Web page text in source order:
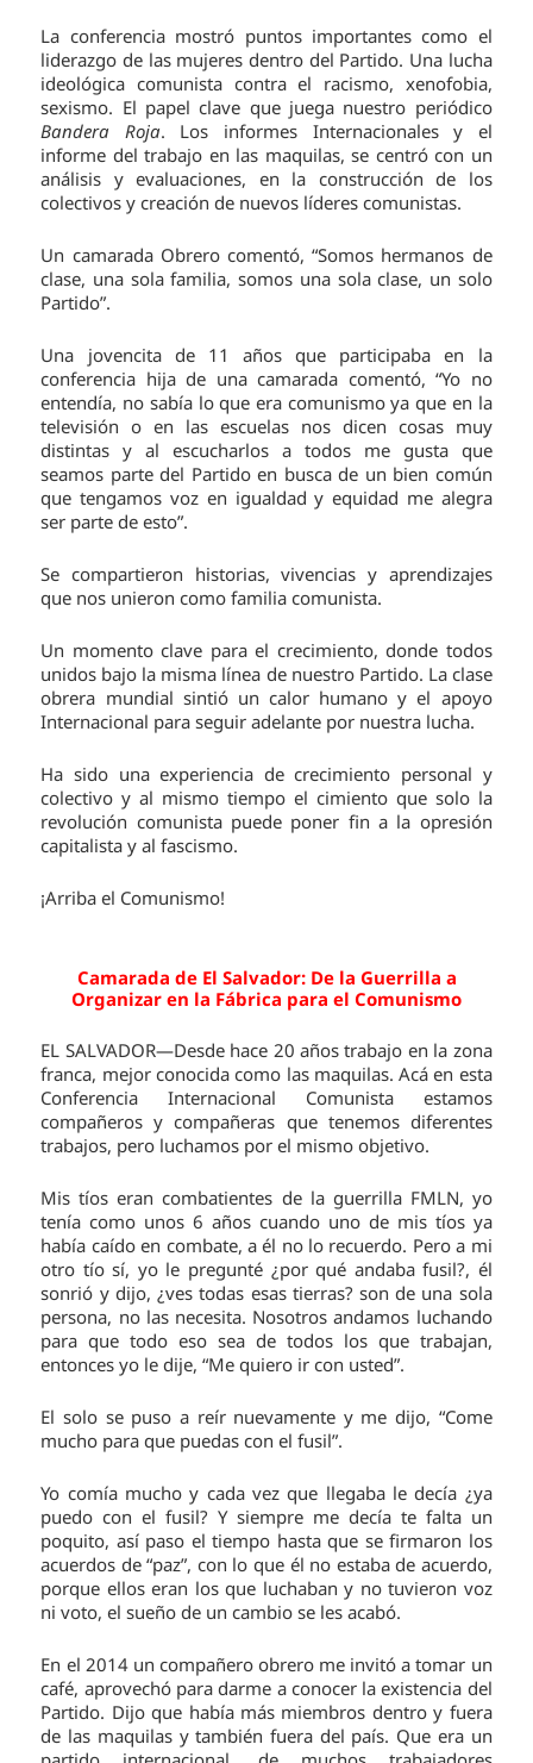
La conferencia mostró puntos importantes como el
liderazgo de las mujeres dentro del Partido. Una lucha
ideológica comunista contra el racismo, xenofobia,
sexismo. El papel clave que juega nuestro periódico
Bandera Roja. Los informes Internacionales y el
informe del trabajo en las maquilas, se centró con un
análisis y evaluaciones, en la construcción de los
colectivos y creación de nuevos líderes comunistas.
Un camarada Obrero comentó, “Somos hermanos de
clase, una sola familia, somos una sola clase, un solo
Partido”.
Una jovencita de 11 años que participaba en la
conferencia hija de una camarada comentó, “Yo no
entendía, no sabía lo que era comunismo ya que en la
televisión o en las escuelas nos dicen cosas muy
distintas y al escucharlos a todos me gusta que
seamos parte del Partido en busca de un bien común
que tengamos voz en igualdad y equidad me alegra
ser parte de esto”.
Se compartieron historias, vivencias y aprendizajes
que nos unieron como familia comunista.
Un momento clave para el crecimiento, donde todos
unidos bajo la misma línea de nuestro Partido. La clase
obrera mundial sintió un calor humano y el apoyo
Internacional para seguir adelante por nuestra lucha.
Ha sido una experiencia de crecimiento personal y
colectivo y al mismo tiempo el cimiento que solo la
revolución comunista puede poner fin a la opresión
capitalista y al fascismo.
¡Arriba el Comunismo!
Camarada de El Salvador: De la Guerrilla a
Organizar en la Fábrica para el Comunismo
EL SALVADOR—Desde hace 20 años trabajo en la zona
franca, mejor conocida como las maquilas. Acá en esta
Conferencia Internacional Comunista estamos
compañeros y compañeras que tenemos diferentes
trabajos, pero luchamos por el mismo objetivo.
Mis tíos eran combatientes de la guerrilla FMLN, yo
tenía como unos 6 años cuando uno de mis tíos ya
había caído en combate, a él no lo recuerdo. Pero a mi
otro tío sí, yo le pregunté ¿por qué andaba fusil?, él
sonrió y dijo, ¿ves todas esas tierras? son de una sola
persona, no las necesita. Nosotros andamos luchando
para que todo eso sea de todos los que trabajan,
entonces yo le dije, “Me quiero ir con usted”.
El solo se puso a reír nuevamente y me dijo, “Come
mucho para que puedas con el fusil”.
Yo comía mucho y cada vez que llegaba le decía ¿ya
puedo con el fusil? Y siempre me decía te falta un
poquito, así paso el tiempo hasta que se firmaron los
acuerdos de “paz”, con lo que él no estaba de acuerdo,
porque ellos eran los que luchaban y no tuvieron voz
ni voto, el sueño de un cambio se les acabó.
En el 2014 un compañero obrero me invitó a tomar un
café, aprovechó para darme a conocer la existencia del
Partido. Dijo que había más miembros dentro y fuera
de las maquilas y también fuera del país. Que era un